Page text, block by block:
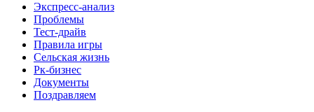
Экспресс-анализ
Проблемы
Тест-драйв
Правила игры
Сельская жизнь
Рк-бизнес
Документы
Поздравляем